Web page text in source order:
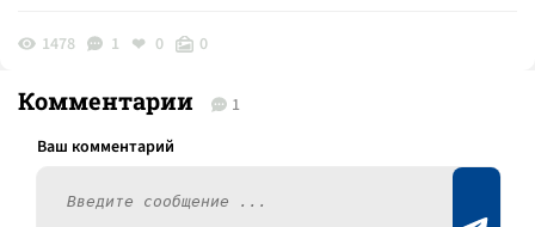
1478 1 0 0
Комментарии 1